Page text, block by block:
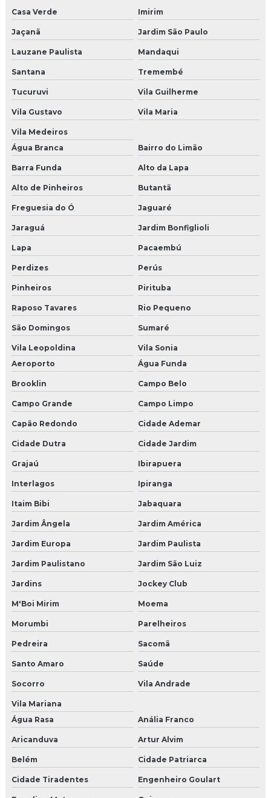
Soluções para ponto de venda
Uniformes personalizados para eventos
Cenografia para congressos sp
Brinde de natal para eventos
Cenografia para evento infantil
Empresa de decoração de natal
Empresas de brindes em sp
Pet park preco
Empresa de decoração de natal sp
Agencia produtora de shows
Empresas de eventos congresso
Empresa de shows
Empresa organizadora de eventos corporativos
Empresas de eventos corporativos
Empresas de eventos corporativos sp
Cenografia para eventos corporativos sp
Cenografia para eventos são paulo
Empresas de cenografia sp
Pet park
Brinquedao para restaurante
Fabricante de brinquedão
Projeto de brinquedão
Brinquedão para buffet
Agencia produtora de eventos
Agencia produtora de eventos sp
Empresa de produção de eventos
Empresa de produção de shows
Empresas de produção de eventos em sp
Casa Verde Imirim
Jaçanã Jardim São Paulo
Lauzane Paulista Mandaqui
Santana Tremembé
Tucuruvi Vila Guilherme
Vila Gustavo Vila Maria
Vila Medeiros
Água Branca
Bairro do Limão
Barra Funda Alto da Lapa
Alto de Pinheiros Butantã
Freguesia do Ó Jaguaré
Jaraguá Jardim Bonfiglioli
Lapa Pacaembú
Perdizes Perús
Pinheiros Pirituba
Raposo Tavares Rio Pequeno
São Domingos Sumaré
Vila Leopoldina
Vila Sonia
Aeroporto
Água Funda
Brooklin Campo Belo
Campo Grande Campo Limpo
Capão Redondo Cidade Ademar
Cidade Dutra Cidade Jardim
Grajaú Ibirapuera
Interlagos Ipiranga
Itaim Bibi Jabaquara
Jardim Ângela Jardim América
Jardim Europa Jardim Paulista
Jardim Paulistano Jardim São Luiz
Jardins Jockey Club
M'Boi Mirim Moema
Morumbi Parelheiros
Pedreira Sacomã
Santo Amaro Saúde
Socorro Vila Andrade
Vila Mariana
Água Rasa
Anália Franco
Aricanduva Artur Alvim
Belém Cidade Patriarca
Cidade Tiradentes Engenheiro Goulart